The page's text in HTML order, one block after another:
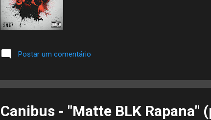
Postar um comentário
Canibus - "Matte BLK Rapana"